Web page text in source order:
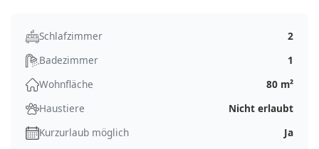
Schlafzimmer
2
Badezimmer
1
Wohnfläche
80 m²
Haustiere
Nicht erlaubt
Kurzurlaub möglich
Ja